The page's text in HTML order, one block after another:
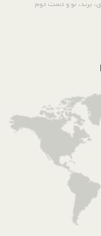
برند، نو و دست دوم